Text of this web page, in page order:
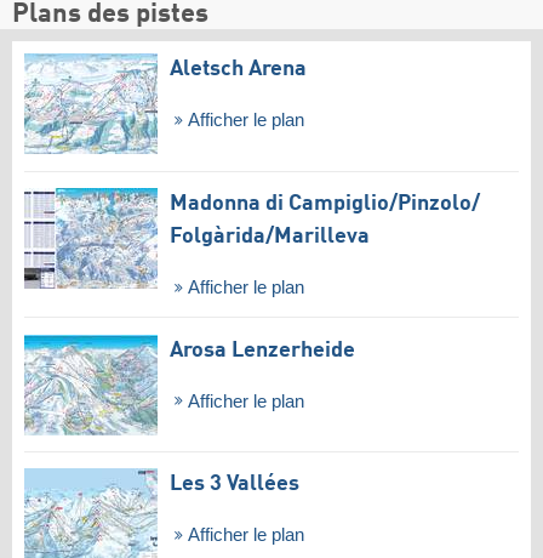
Plans des pistes
Aletsch Arena
Afficher le plan
Madonna di Campiglio/​Pinzolo/​
Folgàrida/​Marilleva
Afficher le plan
Arosa Lenzerheide
Afficher le plan
Les 3 Vallées
Afficher le plan